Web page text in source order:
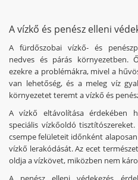
A vízkő és penész elleni
A fürdőszobai vízkő- és
nedves és párás környezetben.
ezekre a problémákra, mivel a
van lehetőség, és a meleg víz
környezetet teremt a vízkő és
A vízkő eltávolítása érdekében
speciális vízkőoldó
csempe felületeit időnként
vízkő lerakódását. Az ecet
oldja a vízkövet, miközben nem